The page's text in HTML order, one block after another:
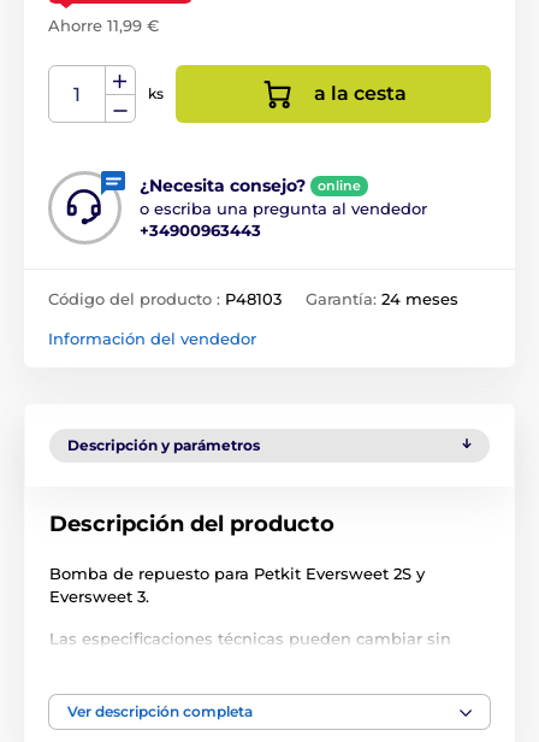
Ahorre 11,99 €
ks a la cesta
¿Necesita consejo? online
o escriba una pregunta al vendedor
+34900963443
Código del producto : P48103 Garantía: 24 meses
Información del vendedor
Descripción y parámetros
Descripción del producto
Bomba de repuesto para Petkit Eversweet 2S y
Eversweet 3.
Las especificaciones técnicas pueden cambiar sin
Ver descripción completa